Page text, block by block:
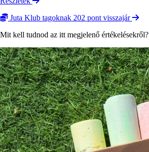
Juta Klub tagoknak 202 pont visszajár
Mit kell tudnod az itt megjelenő értékelésekről?